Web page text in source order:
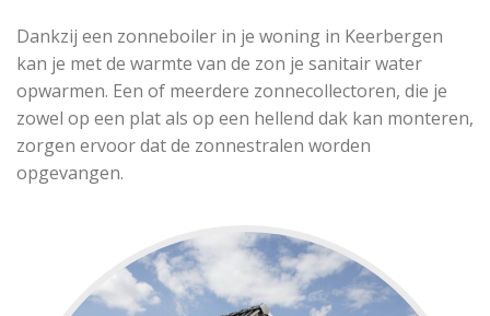
Dankzij een zonneboiler in je woning in Keerbergen
kan je met de warmte van de zon je sanitair water
opwarmen. Een of meerdere zonnecollectoren, die je
zowel op een plat als op een hellend dak kan monteren,
zorgen ervoor dat de zonnestralen worden
opgevangen.